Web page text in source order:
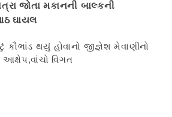
જોતા મકાનની બાલ્કની
ઘાયલ